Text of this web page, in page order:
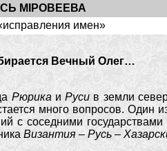
МIРОВЕЕВА
имен»
Вечный Олег…
Рюрика иРуси в земли
много вопросов. Один
с соседними
Византия – Русь –